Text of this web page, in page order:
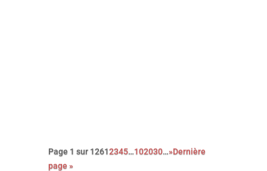
Page 1 sur 12612345…102030…»Dernière
page »